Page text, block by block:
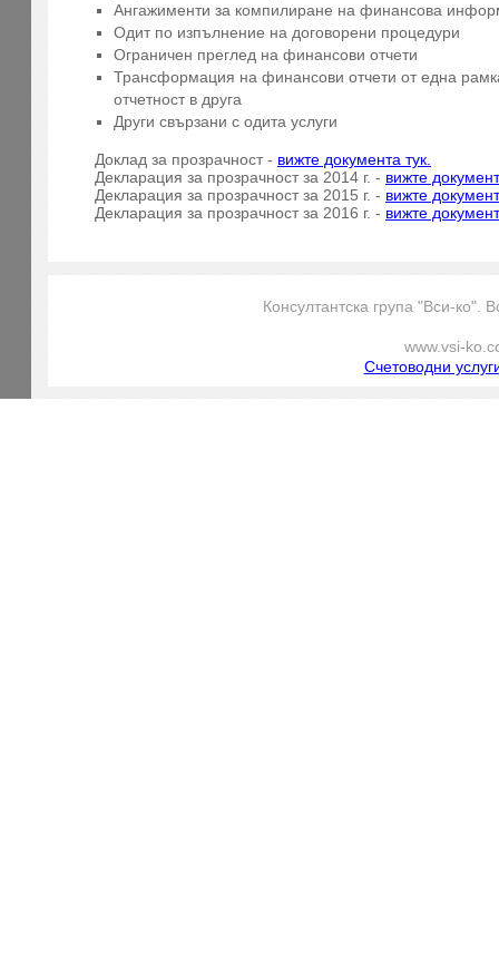
Ангажименти за компилиране на финансова
Одит по изпълнение на договорени процедури
Ограничен преглед на финансови отчети
Трансформация на финансови отчети от една
отчетност в друга
Други свързани с одита услуги
Доклад за прозрачност - вижте документа тук.
Декларация за прозрачност за 2014 г. - вижте
Декларация за прозрачност за 2015 г. - вижте
Декларация за прозрачност за 2016 г. - вижте
Консултантска група "Вси-ко".
www.vsi-
Счетоводни